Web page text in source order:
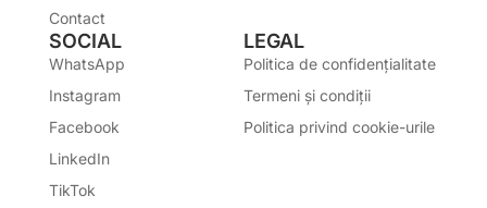
Contact
SOCIAL
WhatsApp
Instagram
Facebook
LinkedIn
TikTok
LEGAL
Politica de confidențialitate
Termeni și condiții
Politica privind cookie-urile